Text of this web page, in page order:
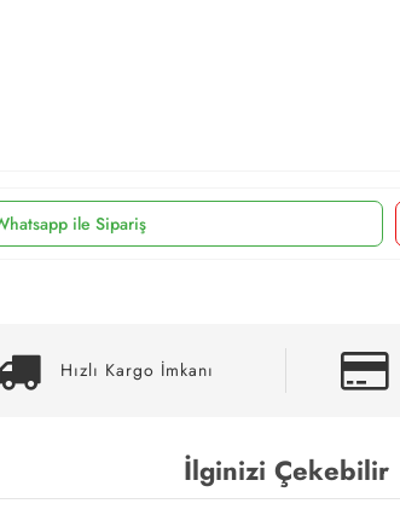
ile Sipariş
Hızlı Kargo İmkanı
İlginizi Çekebilir